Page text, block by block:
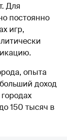
Для
постоянно
игр,
опыта
доход
150 тысяч в